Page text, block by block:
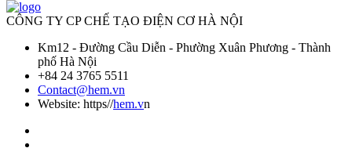
CÔNG TY CP CHẾ TẠO ĐIỆN CƠ HÀ NỘI
Km12 - Đường Cầu Diễn - Phường Xuân Phương - Thành
phố Hà Nội
+84 24 3765 5511
Contact@hem.vn
Website: https//hem.vn